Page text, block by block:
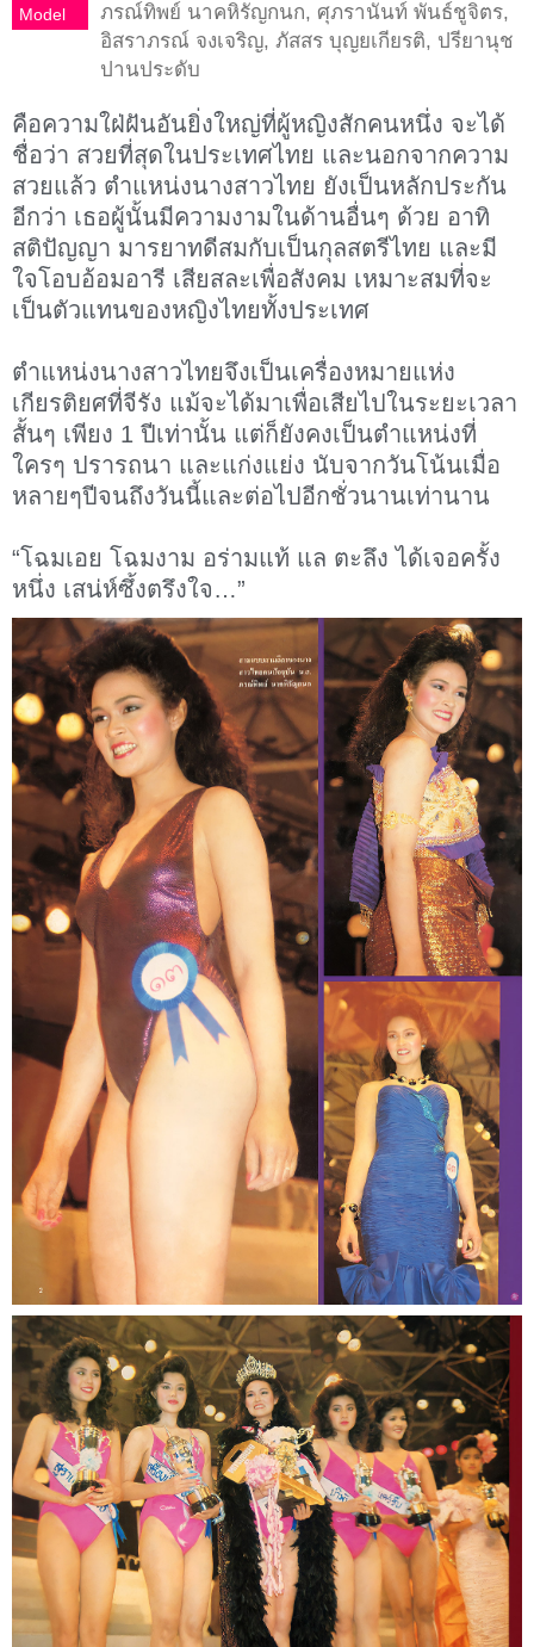
Model
ภรณ์ทิพย์ นาคหิรัญกนก, ศุภรานันท์ พันธ์ชูจิตร,
อิสราภรณ์ จงเจริญ, ภัสสร บุญยเกียรติ, ปรียานุช
ปานประดับ
คือความใฝ่ฝันอันยิ่งใหญ่ที่ผู้หญิงสักคนหนึ่ง จะได้
ชื่อว่า สวยที่สุดในประเทศไทย และนอกจากความ
สวยแล้ว ตำแหน่งนางสาวไทย ยังเป็นหลักประกัน
อีกว่า เธอผู้นั้นมีความงามในด้านอื่นๆ ด้วย อาทิ
สติปัญญา มารยาทดีสมกับเป็นกุลสตรีไทย และมี
ใจโอบอ้อมอารี เสียสละเพื่อสังคม เหมาะสมที่จะ
เป็นตัวแทนของหญิงไทยทั้งประเทศ
ตำแหน่งนางสาวไทยจึงเป็นเครื่องหมายแห่ง
เกียรติยศที่จีรัง แม้จะได้มาเพื่อเสียไปในระยะเวลา
สั้นๆ เพียง 1 ปีเท่านั้น แต่ก็ยังคงเป็นตำแหน่งที่
ใครๆ ปรารถนา และแก่งแย่ง นับจากวันโน้นเมื่อ
หลายๆปีจนถึงวันนี้และต่อไปอีกชั่วนานเท่านาน
“โฉมเอย โฉมงาม อร่ามแท้ แล ตะลึง ได้เจอครั้ง
หนึ่ง เสน่ห์ซึ้งตรึงใจ…”